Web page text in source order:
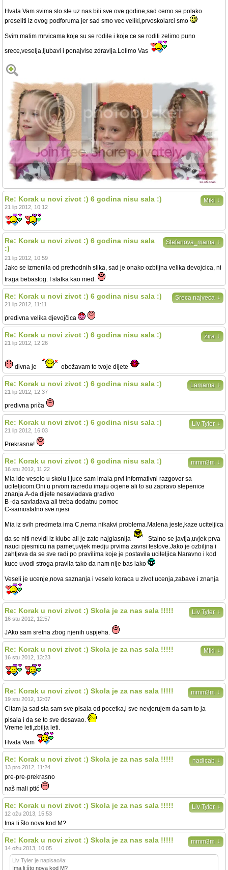
Hvala Vam svima sto ste uz nas bili sve ove godine,sad cemo se polako
preseliti iz ovog podforuma jer sad smo vec veliki,prvoskolarci smo
Svim malim mrvicama koje su se rodile i koje ce se roditi zelimo puno
srece,veselja,ljubavi i ponajvise zdravlja.Lolimo Vas
Miki ↓
Re: Korak u novi zivot :) 6 godina nisu sala :)
21 lip 2012, 10:12
Stefanova_mama ↓
Re: Korak u novi zivot :) 6 godina nisu sala
:)
21 lip 2012, 10:59
Jako se izmenila od prethodnih slika, sad je onako ozbiljna velika devojcica, ni
traga bebastog. I slatka kao med.
Sreca najveca ↓
Re: Korak u novi zivot :) 6 godina nisu sala :)
21 lip 2012, 11:11
predivna velika djevojčica
Zira ↓
Re: Korak u novi zivot :) 6 godina nisu sala :)
21 lip 2012, 12:26
divna je obožavam to tvoje dijete
Lamama ↓
Re: Korak u novi zivot :) 6 godina nisu sala :)
21 lip 2012, 12:37
predivna priča
Liv Tyler ↓
Re: Korak u novi zivot :) 6 godina nisu sala :)
21 lip 2012, 16:03
Prekrasna!
mmm3m ↓
Re: Korak u novi zivot :) 6 godina nisu sala :)
16 stu 2012, 11:22
Mia ide veselo u skolu i juce sam imala prvi informativni razgovor sa
uciteljicom.Oni u prvom razredu imaju ocjene ali to su zapravo stepenice
znanja.A-da dijete nesavladava gradivo
B -da savladava ali treba dodatnu pomoc
C-samostalno sve rijesi
Mia iz svih predmeta ima C,nema nikakvi problema.Malena jeste,kaze uciteljica
da se niti nevidi iz klube ali je zato najglasnija
Stalno se javlja,uvjek prva
nauci pjesmicu na pamet,uvjek medju prvima zavrsi testove.Jako je ozbiljna i
zahtjeva da se sve radi po pravilima koje je postavila uciteljica.Naravno i kod
kuce uvodi stroga pravila tako da nam nije bas lako
Veseli je ucenje,nova saznanja i veselo koraca u zivot ucenja,zabave i znanja
Liv Tyler ↓
Re: Korak u novi zivot :) Skola je za nas sala !!!!!
16 stu 2012, 12:57
JAko sam sretna zbog njenih uspjeha.
Miki ↓
Re: Korak u novi zivot :) Skola je za nas sala !!!!!
16 stu 2012, 13:23
mmm3m ↓
Re: Korak u novi zivot :) Skola je za nas sala !!!!!
19 stu 2012, 12:07
Citam ja sad sta sam sve pisala od pocetka,i sve nevjerujem da sam to ja
pisala i da se to sve desavao.
Vreme leti,zbilja leti.
Hvala Vam
nadicab ↓
Re: Korak u novi zivot :) Skola je za nas sala !!!!!
13 pro 2012, 11:24
pre-pre-prekrasno
naš mali ptić
Liv Tyler ↓
Re: Korak u novi zivot :) Skola je za nas sala !!!!!
12 ožu 2013, 15:53
Ima li što nova kod M?
mmm3m ↓
Re: Korak u novi zivot :) Skola je za nas sala !!!!!
14 ožu 2013, 10:05
Liv Tyler je napisao/la:
Ima li što nova kod M?